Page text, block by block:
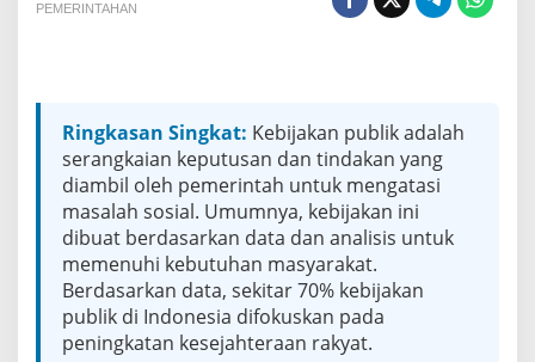
a
k
a
n
P
u
b
l
i
k
u
PEMERINTAHAN
Ringkasan Singkat: Kebijakan publik adalah
serangkaian keputusan dan tindakan yang
diambil oleh pemerintah untuk mengatasi
masalah sosial. Umumnya, kebijakan ini
dibuat berdasarkan data dan analisis untuk
memenuhi kebutuhan masyarakat.
Berdasarkan data, sekitar 70% kebijakan
publik di Indonesia difokuskan pada
peningkatan kesejahteraan rakyat.